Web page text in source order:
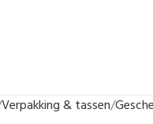
Verpakking & tassen